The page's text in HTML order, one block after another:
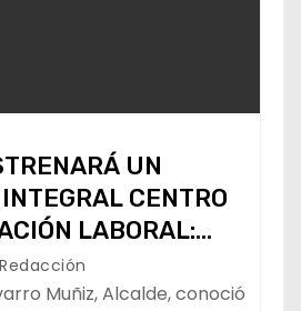
UN
CENTRO
LABORAL:
Redacción
Muñiz, Alcalde, conoció